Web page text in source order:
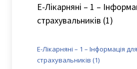
Е-Лікарняні – 1 –
страхувальникiв (1)
Е-Лікарняні – 1 – Інформацiя для
страхувальникiв (1)